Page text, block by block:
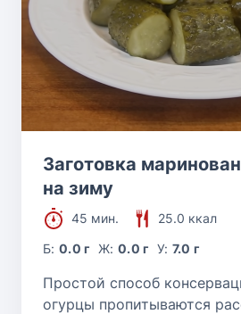
Заготовка
на зиму
45 мин.
25.0 ккал
Б:0.0 г Ж: 0.0 г У: 7.0 г
Простой способ
огурцы пропитываются